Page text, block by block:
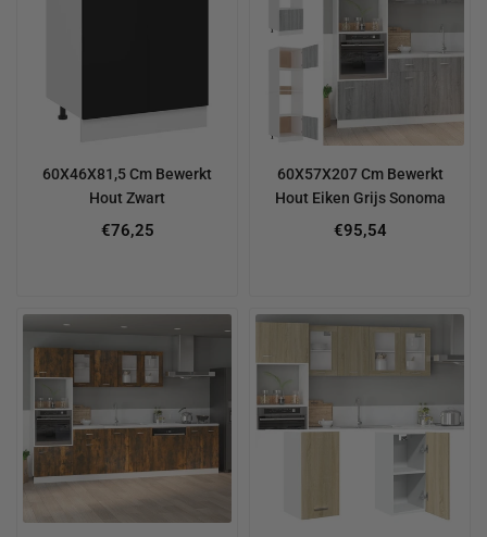
60X46X81,5 Cm Bewerkt
Hout Zwart
€76,25
60X57X207 Cm Bewerkt
Hout Eiken Grijs Sonoma
€95,54